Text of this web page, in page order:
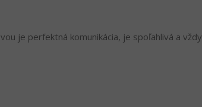
je perfektná komunikácia, je spoľahlivá a vždy